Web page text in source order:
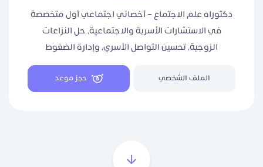
دكتوراه علم الاجتماع – أخصائي اجتماعي أول متخصصة
في الاستشارات الأسرية والاجتماعية، حل النزاعات
الزوجية، تحسين التواصل الأسري، وإدارة الضغوط
والتحديات الحياتية. معاً نحو حياة أكثر توازناً واستقراراً.
الملف الشخصي حجز موعد